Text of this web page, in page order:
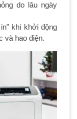
do lâu ngày
khi khởi động
và hao điện.